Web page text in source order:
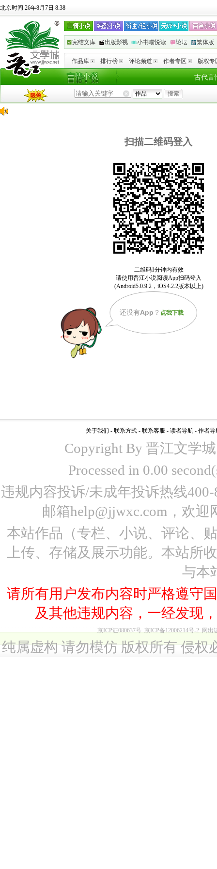
北京时间 26年8月7日 8:38
完结文库 出版影视 小书喵悦读 论坛 繁体版
作品库 排行榜 评论频道 作者专区 版权专
古代言
扫描二维码登入
还没有App ？ 点我下载
关于我们 - 联系方式 - 联系客服 - 读者导航 - 作者导
Copyright By 晋江文学
Processed in 0.00
违规内容投诉/未成年投诉热线
邮箱help@jjwxc.com，欢
本站作品（专栏、小说、评论、
上传、存储及展示功能。本站所
与本
请所有用户发布内容时严格遵守
及其他违规内容，一经发现
京ICP证080637号 京ICP备12006214号-2 网出
纯属虚构 请勿模仿 版权所有 侵权